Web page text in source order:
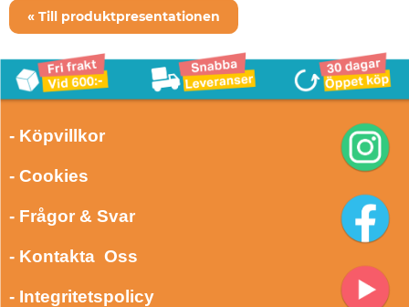
« Till produktpresentationen
- Köpvillkor
- Cookies
- Frågor & Svar
- Kontakta Oss
- Integritetspolicy